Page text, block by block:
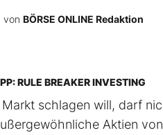
von BÖRSE ONLINE Redaktion
RULE BREAKER INVESTING
schlagen will, darf
Aktien